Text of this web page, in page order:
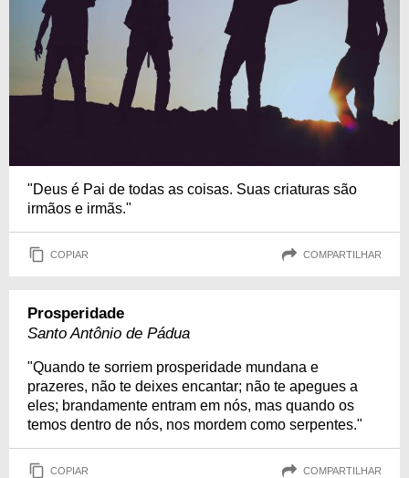
"Deus é Pai de todas as coisas. Suas criaturas são
irmãos e irmãs."
COPIAR COMPARTILHAR
Prosperidade
Santo Antônio de Pádua
"Quando te sorriem prosperidade mundana e
prazeres, não te deixes encantar; não te apegues a
eles; brandamente entram em nós, mas quando os
temos dentro de nós, nos mordem como serpentes."
COPIAR COMPARTILHAR